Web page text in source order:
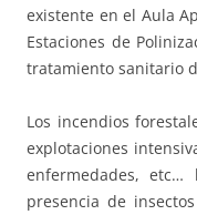
existente en el Aula
Estaciones de
tratamiento sanitario
Los incendios
explotaciones
enfermedades,
presencia de